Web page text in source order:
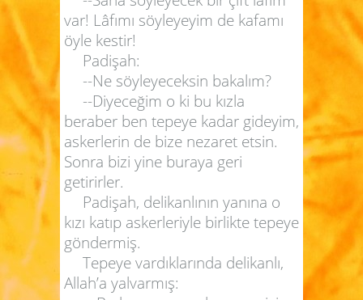
var! Lâfımı söyleyeyim de kafamı
öyle kestir!
Padişah:
--Ne söyleyeceksin bakalım?
--Diyeceğim o ki bu kızla
beraber ben tepeye kadar gideyim,
askerlerin de bize nezaret etsin.
Sonra bizi yine buraya geri
getirirler.
Padişah, delikanlının yanına o
kızı katıp askerleriyle birlikte tepeye
göndermiş.
Tepeye vardıklarında delikanlı,
Allah’a yalvarmış: